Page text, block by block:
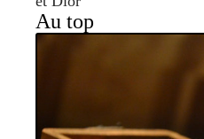
Au top